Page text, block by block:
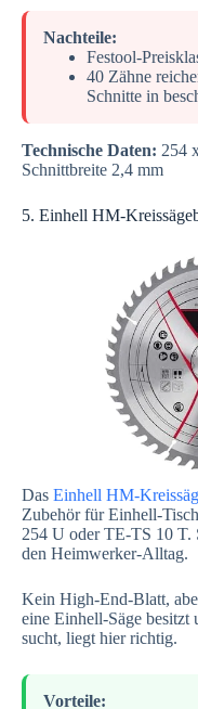
Nachteile:
Festool-
40 Zähne
Schnitte in
Technische Daten: 254
Schnittbreite 2,4 mm
5. Einhell HM-
Das Einhell HM-
Zubehör für Einhell-
254 U oder TE-TS 10 T.
den Heimwerker-Alltag.
Kein High-End-Blatt,
eine Einhell-Säge besitzt
sucht, liegt hier richtig.
Vorteile: